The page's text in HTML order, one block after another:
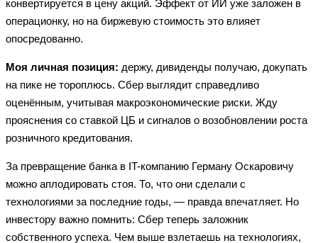
конвертируется в цену акций. Эффект от ИИ уже заложен в
операционку, но на биржевую стоимость это влияет
опосредованно.
Моя личная позиция: держу, дивиденды получаю, докупать
на пике не тороплюсь. Сбер выглядит справедливо
оценённым, учитывая макроэкономические риски. Жду
прояснения со ставкой ЦБ и сигналов о возобновлении роста
розничного кредитования.
За превращение банка в IT-компанию Герману Оскаровичу
можно аплодировать стоя. То, что они сделали с
технологиями за последние годы, — правда впечатляет. Но
инвестору важно помнить: Сбер теперь заложник
собственного успеха. Чем выше взлетаешь на технологиях,